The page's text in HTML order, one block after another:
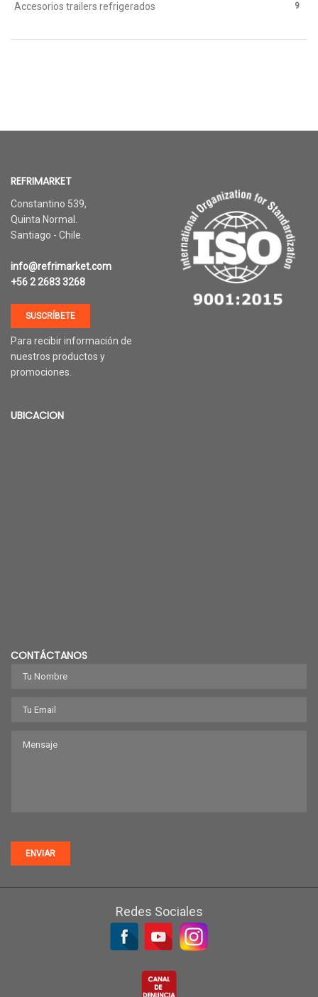
Accesorios trailers refrigerados 9
REFRIMARKET
Constantino 539,
Quinta Normal.
Santiago - Chile.
info@refrimarket.com
+56 2 2683 3268
SUSCRÍBETE
Para recibir información de
nuestros productos y
promociones.
UBICACION
CONTÁCTANOS
ENVIAR
Redes Sociales